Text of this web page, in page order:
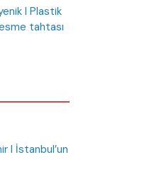
I Plastik
tahtası
I İstanbul’un